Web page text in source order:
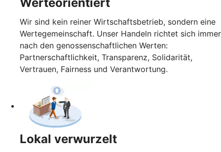
Wir sind kein reiner Wirtschaftsbetrieb, sondern eine
Wertegemeinschaft. Unser Handeln richtet sich immer
nach den genossenschaftlichen Werten:
Partnerschaftlichkeit, Transparenz, Solidarität,
Vertrauen, Fairness und Verantwortung.
Lokal verwurzelt